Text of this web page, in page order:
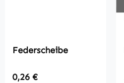
Federscheibe
Regulärer Preis:
0,26 €